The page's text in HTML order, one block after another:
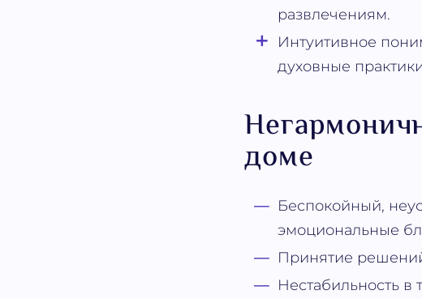
развлечениям.
Интуитивное
духовные
доме
Беспокойный,
эмоциональные
Принятие
Нестабильность в